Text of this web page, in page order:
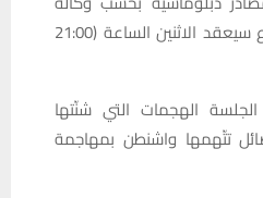
“فرانس برس” بأن الاجتماع سيعقد الاثنين الساعة (21:00
الهجمات التي شنّتها
تتّهمها واشنطن بمهاجمة